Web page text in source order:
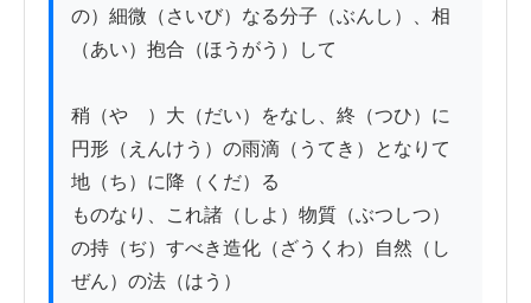
の）細微（さいび）なる分子（ぶんし）、相
（あい）抱合（ほうがう）して
稍（やゝ）大（だい）をなし、終（つひ）に
円形（えんけう）の雨滴（うてき）となりて
地（ち）に降（くだ）る
ものなり、これ諸（しよ）物質（ぶつしつ）
の持（ぢ）すべき造化（ざうくわ）自然（し
ぜん）の法（はう）